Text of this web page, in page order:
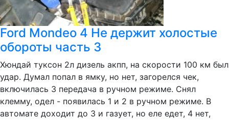
Ford Mondeo 4 Не держит холостые
обороты часть 3
Хюндай туксон 2л дизель акпп, на скорости 100 км был
удар. Думал попал в ямку, но нет, загорелся чек,
включилась 3 передача в ручном режиме. Снял
клемму, одел - появилась 1 и 2 в ручном режиме. В
автомате доходит до 3 и газует, но еле едет, 4 нет,